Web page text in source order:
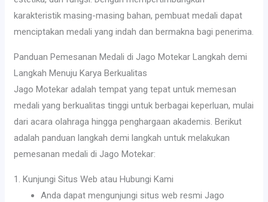
karakteristik masing-masing bahan, pembuat medali dapat
menciptakan medali yang indah dan bermakna bagi penerima.
Panduan Pemesanan Medali di Jago Motekar Langkah demi
Langkah Menuju Karya Berkualitas
Jago Motekar adalah tempat yang tepat untuk memesan
medali yang berkualitas tinggi untuk berbagai keperluan, mulai
dari acara olahraga hingga penghargaan akademis. Berikut
adalah panduan langkah demi langkah untuk melakukan
pemesanan medali di Jago Motekar:
1. Kunjungi Situs Web atau Hubungi Kami
Anda dapat mengunjungi situs web resmi Jago